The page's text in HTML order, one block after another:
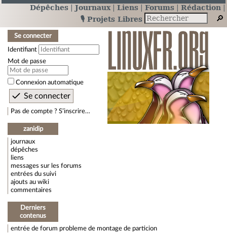
Dépêches Journaux Liens Forums
Rédaction
🎙️ Projets Libres
Se connecter
Identifiant
Mot de passe
Connexion automatique
Pas de compte ? S’inscrire…
zanidip
journaux
dépêches
liens
messages sur les forums
entrées du suivi
ajouts au wiki
commentaires
Derniers
contenus
entrée de forum probleme de montage de particion